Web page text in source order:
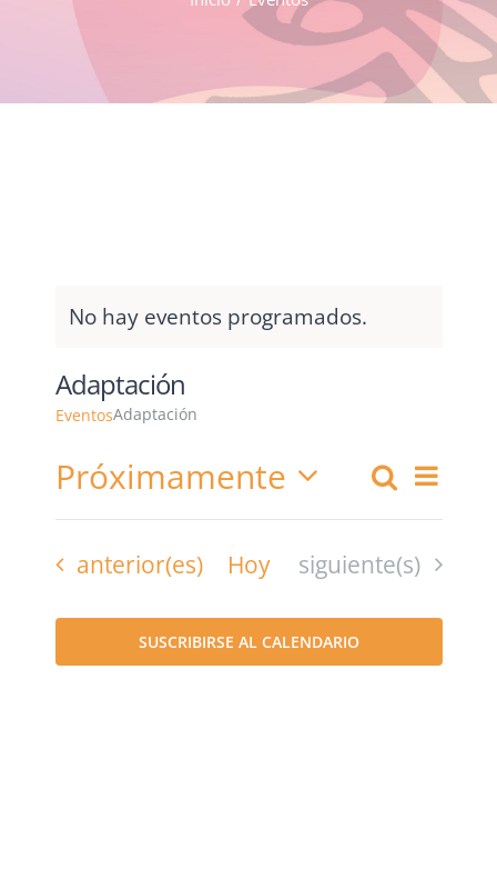
No hay eventos programados.
Adaptación
EventosAdaptación
de
y
Buscar
de
Lista
Próximamente
Seleccionar
fecha.
Eventos
anterior(es) Hoy Eventos
siguiente(s)
SUSCRIBIRSE AL CALENDARIO